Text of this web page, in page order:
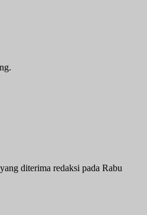
diterima redaksi pada Rabu